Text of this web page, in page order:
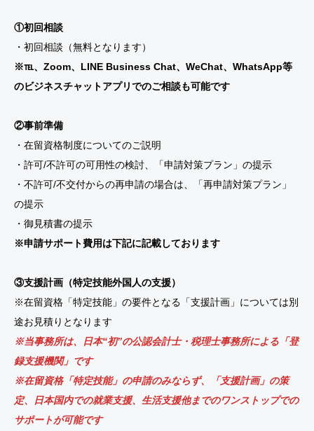
①初回相談
・初回相談（無料となります）
※℡、Zoom、LINE Business Chat、WeChat、WhatsApp等
のビジネスチャットアプリでのご相談も可能です
②事前準備
・在留資格制度についてのご説明
・許可/不許可の可用性の検討、「申請対策プラン」の提示
・不許可/不交付からの再申請の場合は、「再申請対策プラン」
の提示
・御見積書の提示
※申請サポート費用は下記に記載しております
③支援計画（特定技能外国人の支援）
※在留資格「特定技能」の要件となる「支援計画」については別
途お見積りとなります
※当事務所は、日本“初”の公認会計士・税理士事務所による「登
録支援機関」です
※在留資格「特定技能」の申請のみならず、「支援計画」の策
定、日本国内での就業支援、生活支援他までのワンストップでの
サポートが可能です